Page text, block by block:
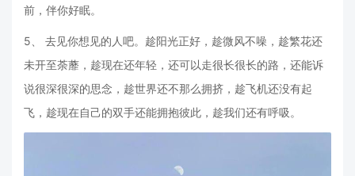
前，伴你好眠。
5、 去见你想见的人吧。趁阳光正好，趁微风不噪，趁繁花还
未开至荼蘼，趁现在还年轻，还可以走很长很长的路，还能诉
说很深很深的思念，趁世界还不那么拥挤，趁飞机还没有起
飞，趁现在自己的双手还能拥抱彼此，趁我们还有呼吸。